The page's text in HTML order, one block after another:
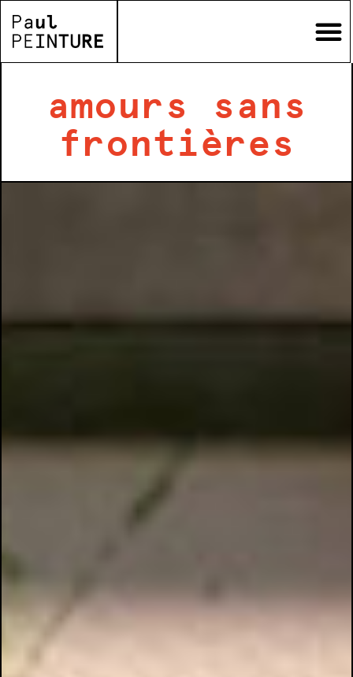
amours sans
frontières